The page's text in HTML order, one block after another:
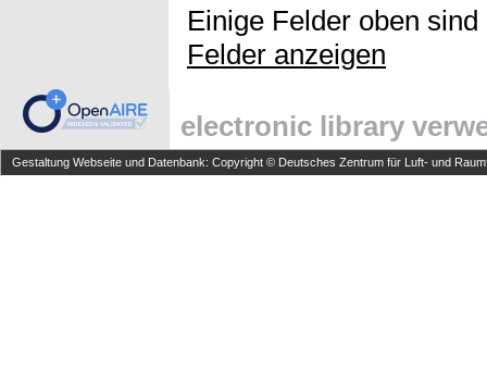
Einige Felder oben
Felder anzeigen
electronic library
Gestaltung Webseite und Datenbank: Copyright © Deutsches Zentrum für Luft- und